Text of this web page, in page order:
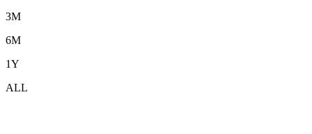
3M
6M
1Y
ALL